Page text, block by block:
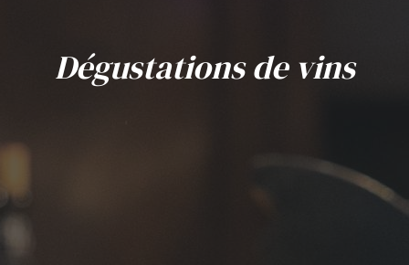
Dégustations de vins